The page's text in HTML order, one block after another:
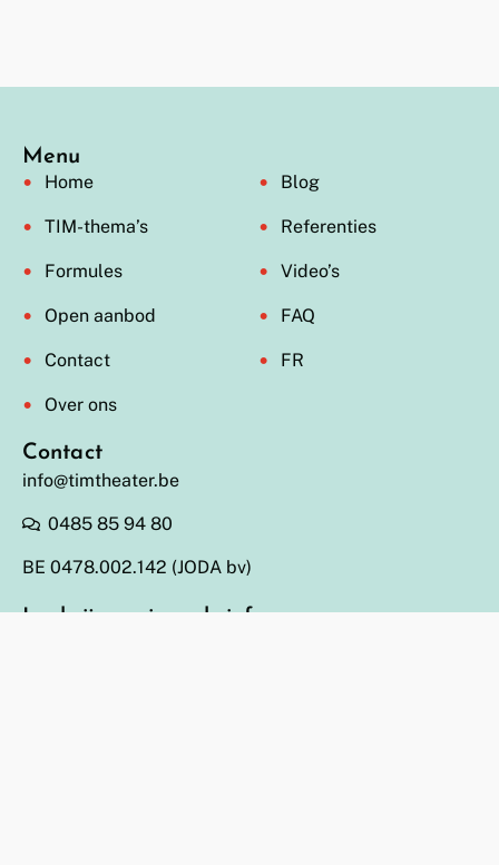
Inschrijven nieuwsbrief
Contact
info@timtheater.be
0485 85 94 80
BE 0478.002.142 (JODA bv)
Menu
Home
TIM-thema’s
Formules
Open aanbod
Contact
Over ons
Blog
Referenties
Video’s
FAQ
FR